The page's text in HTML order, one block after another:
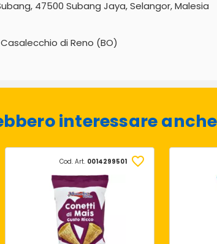
47500 Subang Jaya, Selangor, Malesia
di Reno (BO)
interessare
Cod. Art. 0014299501